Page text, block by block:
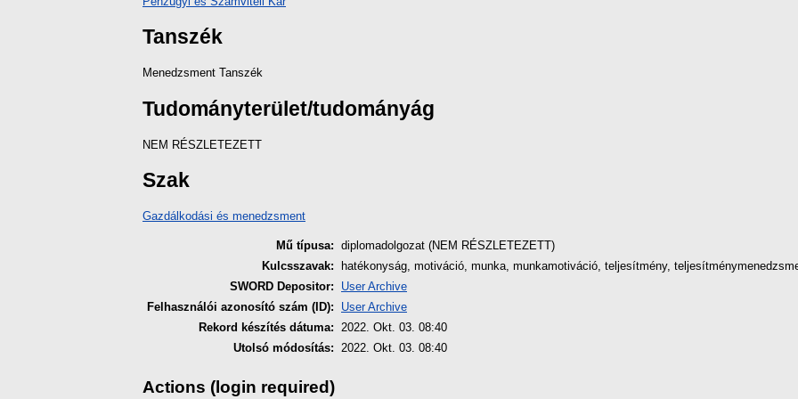
Tanszék
Menedzsment Tanszék
Tudományterület/tudományág
NEM RÉSZLETEZETT
Szak
Gazdálkodási és menedzsment
Mű típusa: diplomadolgozat (NEM RÉSZLETEZETT)
Kulcsszavak:
hatékonyság, motiváció, munka, munkamotiváció, teljesítmény,
SWORD Depositor:
User Archive
Felhasználói azonosító szám (ID):
User Archive
Rekord készítés dátuma:
2022. Okt. 03. 08:40
Utolsó módosítás:
2022. Okt. 03. 08:40
Actions (login required)